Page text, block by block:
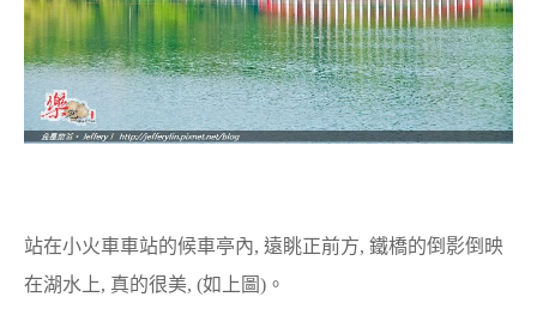
站在小火車車站的候車亭內, 遠眺正前方, 鐵橋的倒影倒映
在湖水上, 真的很美, (如上圖)。